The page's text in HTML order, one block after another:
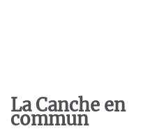
La Canche en
commun